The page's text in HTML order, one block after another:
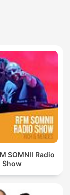
SOMNII Radio
Show